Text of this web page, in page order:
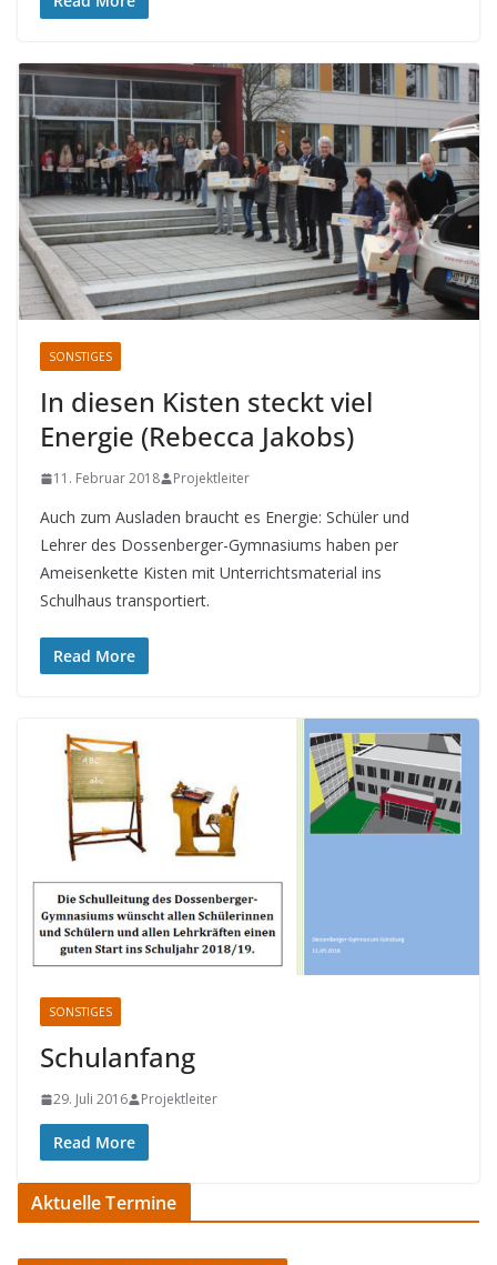
SONSTIGES
In diesen Kisten steckt viel
Energie (Rebecca Jakobs)
11. Februar 2018 Projektleiter
Auch zum Ausladen braucht es Energie: Schüler und
Lehrer des Dossenberger-Gymnasiums haben per
Ameisenkette Kisten mit Unterrichtsmaterial ins
Schulhaus transportiert.
Read More
SONSTIGES
Schulanfang
29. Juli 2016 Projektleiter
Read More
Aktuelle Termine